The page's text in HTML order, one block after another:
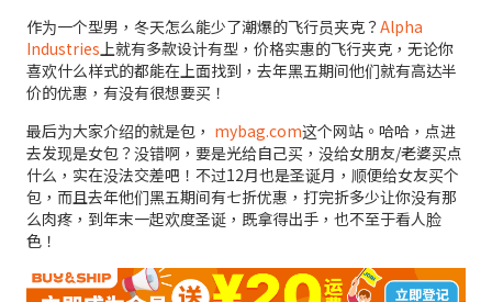
作为一个型男，冬天怎么能少了潮爆的飞行员夹克？Alpha
Industries 上就有多款设计有型，价格实惠的飞行夹克，无论你
喜欢什么样式的都能在上面找到，去年黑五期间他们就有高达半
价的优惠，有没有很想要买！
最后为大家介绍的就是包， mybag.com这个网站。哈哈，点进
去发现是女包？没错啊，要是光给自己买，没给女朋友/老婆买点
什么，实在没法交差吧！不过12月也是圣诞月，顺便给女友买个
包，而且去年他们黑五期间有七折优惠，打完折多少让你没有那
么肉疼，到年末一起欢度圣诞，既拿得出手，也不至于看人脸
色！